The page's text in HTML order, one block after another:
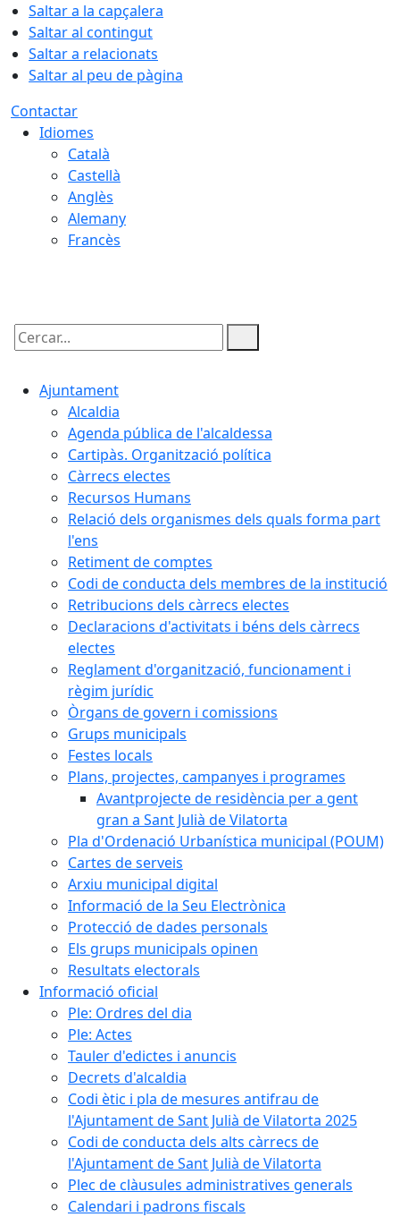
Saltar a la capçalera
Saltar al contingut
Saltar a relacionats
Saltar al peu de pàgina
Contactar
Idiomes
Català
Castellà
Anglès
Alemany
Francès
Cercar:
Ajuntament
Alcaldia
Agenda pública de l'alcaldessa
Cartipàs. Organització política
Càrrecs electes
Recursos Humans
Relació dels organismes dels quals forma part
l'ens
Retiment de comptes
Codi de conducta dels membres de la institució
Retribucions dels càrrecs electes
Declaracions d'activitats i béns dels càrrecs
electes
Reglament d'organització, funcionament i
règim jurídic
Òrgans de govern i comissions
Grups municipals
Festes locals
Plans, projectes, campanyes i programes
Avantprojecte de residència per a gent
gran a Sant Julià de Vilatorta
Pla d'Ordenació Urbanística municipal (POUM)
Cartes de serveis
Arxiu municipal digital
Informació de la Seu Electrònica
Protecció de dades personals
Els grups municipals opinen
Resultats electorals
Informació oficial
Ple: Ordres del dia
Ple: Actes
Tauler d'edictes i anuncis
Decrets d'alcaldia
Codi ètic i pla de mesures antifrau de
l'Ajuntament de Sant Julià de Vilatorta 2025
Codi de conducta dels alts càrrecs de
l'Ajuntament de Sant Julià de Vilatorta
Plec de clàusules administratives generals
Calendari i padrons fiscals